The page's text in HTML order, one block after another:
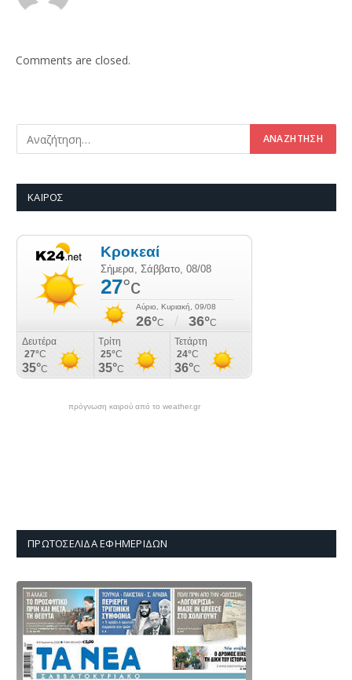
Comments are closed.
ΚΑΙΡΌΣ
πρόγνωση καιρού από το weather.gr
ΠΡΩΤΟΣΈΛΙΔΑ ΕΦΗΜΕΡΊΔΩΝ